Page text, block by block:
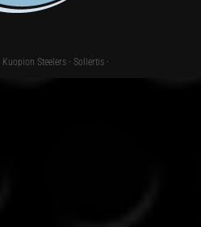
Kuopion Steelers · Sollertis ·